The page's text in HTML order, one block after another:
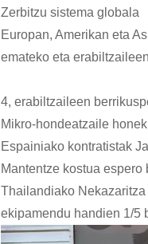
Zerbitzu sistema globala
Europan, Amerikan eta
emateko eta
4, erabiltzaileen
Mikro-hondeatzaile
Espainiako kontratistak
Mantentze kostua
Thailandiako
ekipamendu handien 1/5